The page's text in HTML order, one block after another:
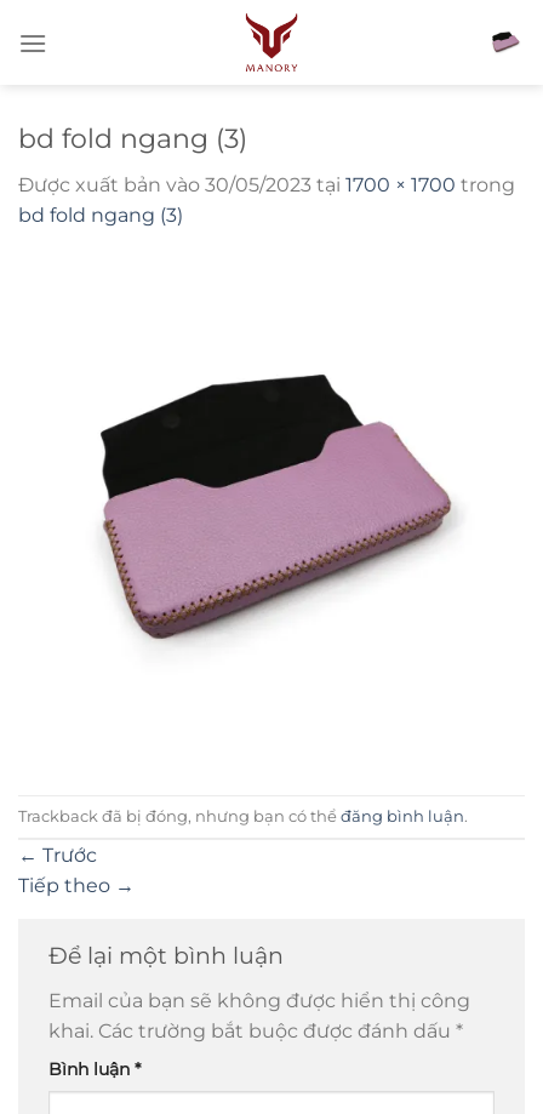
qua
bd fold ngang (3)
Được xuất bản vào 30/05/2023 tại 1700 × 1700 trong
bd fold ngang (3)
Trackback đã bị đóng, nhưng bạn có thể đăng bình luận.
← Trước
Tiếp theo →
Để lại một bình luận
Email của bạn sẽ không được hiển thị công
khai. Các trường bắt buộc được đánh dấu *
Bình luận *